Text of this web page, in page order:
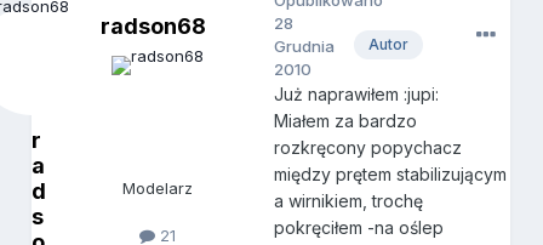
r
a
d
s
radson68
Modelarz
21
Autor
28
Grudnia
2010
Już naprawiłem :jupi:
Miałem za bardzo
rozkręcony popychacz
między prętem stabilizującym
a wirnikiem, trochę
pokręciłem -na oślep